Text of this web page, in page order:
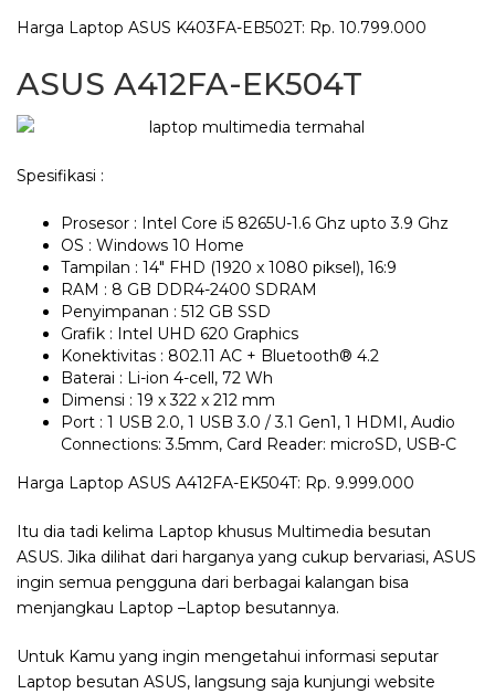
Harga Laptop ASUS K403FA-EB502T: Rp. 10.799.000
ASUS A412FA-EK504T
Spesifikasi :
Prosesor : Intel Core i5 8265U-1.6 Ghz upto 3.9 Ghz
OS : Windows 10 Home
Tampilan : 14″ FHD (1920 x 1080 piksel), 16:9
RAM : 8 GB DDR4-2400 SDRAM
Penyimpanan : 512 GB SSD
Grafik : Intel UHD 620 Graphics
Konektivitas : 802.11 AC + Bluetooth® 4.2
Baterai : Li-ion 4-cell, 72 Wh
Dimensi : 19 x 322 x 212 mm
Port : 1 USB 2.0, 1 USB 3.0 / 3.1 Gen1, 1 HDMI, Audio
Connections: 3.5mm, Card Reader: microSD, USB-C
Harga Laptop ASUS A412FA-EK504T: Rp. 9.999.000
Itu dia tadi kelima Laptop khusus Multimedia besutan
ASUS. Jika dilihat dari harganya yang cukup bervariasi, ASUS
ingin semua pengguna dari berbagai kalangan bisa
menjangkau Laptop –Laptop besutannya.
Untuk Kamu yang ingin mengetahui informasi seputar
Laptop besutan ASUS, langsung saja kunjungi website